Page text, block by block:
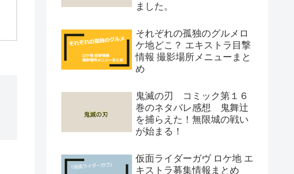
ました。
それぞれの孤独のグルメロ
ケ地どこ？ エキストラ目撃
情報 撮影場所メニューまと
め
鬼滅の刃 コミック第１６
巻のネタバレ感想 鬼舞辻
を捕らえた！無限城の戦い
が始まる！
仮面ライダーガヴ ロケ地 エ
キストラ募集情報まとめ